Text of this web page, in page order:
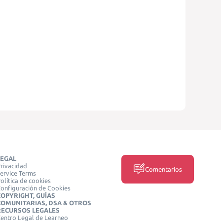
Terms
de cookies
de Cookies
GUÍAS
DSA & OTROS
LEGALES
Legal de Learneo
Comentarios